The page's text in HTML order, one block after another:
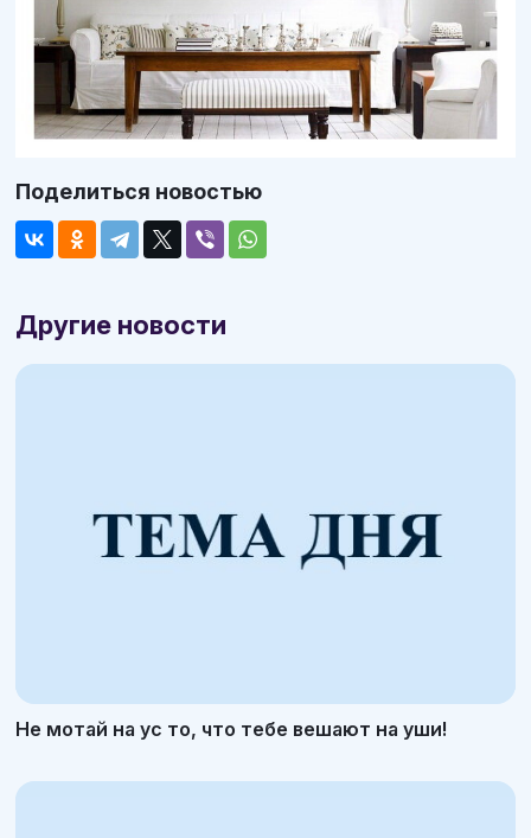
Поделиться новостью
Другие новости
Не мотай на ус то, что тебе вешают на уши!